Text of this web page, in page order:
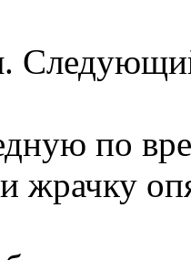
по
жрачку